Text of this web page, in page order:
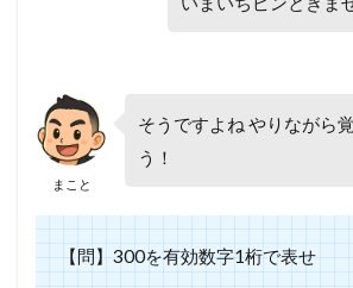
まこと
そうですよね やりながら
う！
【問】300を有効数字1桁で表せ